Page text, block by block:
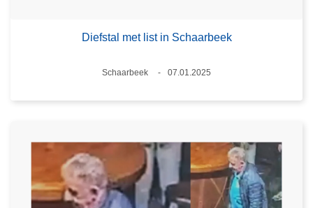
Diefstal met list in Schaarbeek
Plaats
Schaarbeek
07.01.2025